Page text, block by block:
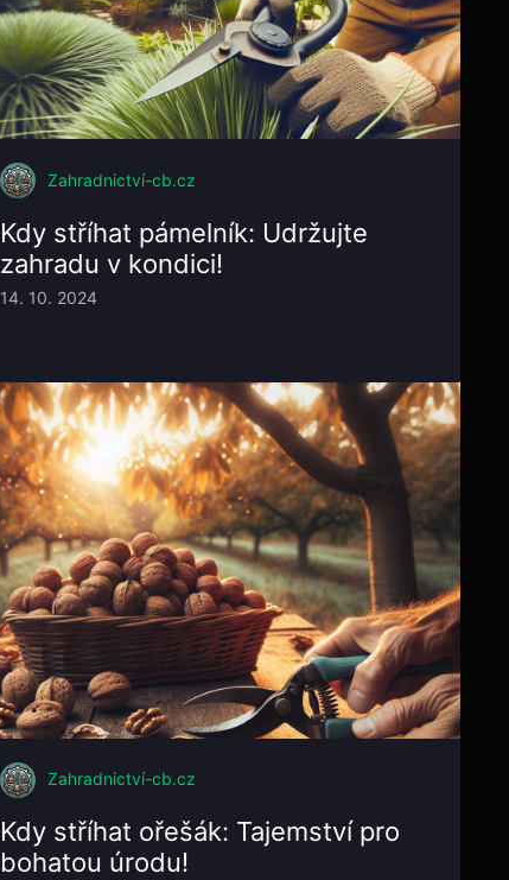
Zahradnictví-cb.cz
Kdy stříhat pámelník: Udržujte
zahradu v kondici!
14. 10. 2024
Zahradnictví-cb.cz
Kdy stříhat ořešák: Tajemství pro
bohatou úrodu!